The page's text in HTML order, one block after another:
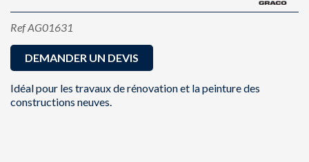
RefAG01631
DEMANDER UN DEVIS
Idéal pour les travaux de rénovation et la peinture des
constructions neuves.